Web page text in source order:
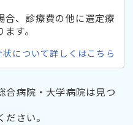
合、診療費の他に選定療
す。
状について詳しくはこちら
合病院・大学病院は見つ
さい。